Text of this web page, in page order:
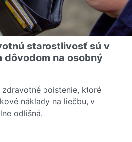
starostlivosť sú v
dôvodom na osobný
zdravotné poistenie, ktoré
náklady na liečbu, v
odlišná.